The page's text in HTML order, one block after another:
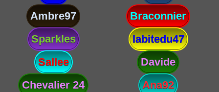
Ambre97
Braconnier
Sparkles
labitedu47
Sallee
Davide
Chevalier 24
Ana92